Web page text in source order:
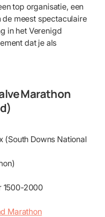
top organisatie, een
meest spectaculaire
in het Verenigd
dat je als
Marathon
(South Downs National
1500-2000
Marathon